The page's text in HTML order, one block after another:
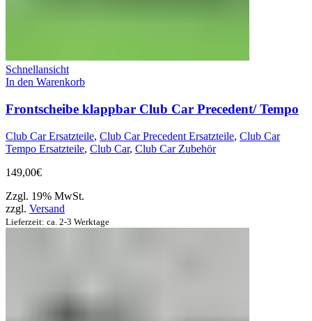
Schnellansicht
In den Warenkorb
Frontscheibe klappbar Club Car Precedent/ Tempo
Club Car Ersatzteile, Club Car Precedent Ersatzteile, Club Car
Tempo Ersatzteile, Club Car, Club Car Zubehör
149,00€
Zzgl. 19% MwSt.
zzgl. Versand
Lieferzeit: ca. 2-3 Werktage